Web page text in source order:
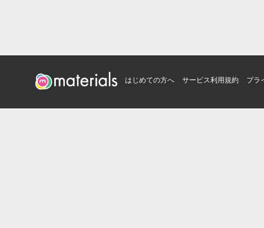
はじめての方へ サービス利用規約 プラ